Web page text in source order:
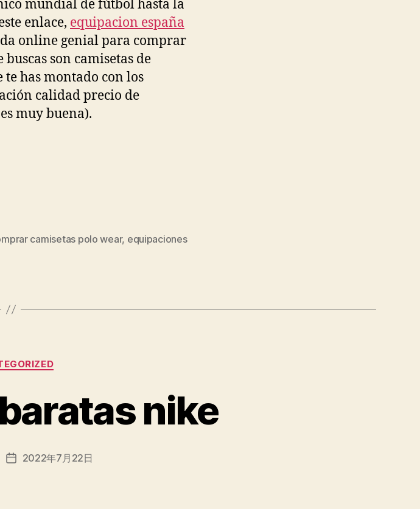
mundial de fútbol hasta la
enlace, equipacion españa
online genial para comprar
son camisetas de
has montado con los
calidad precio de
muy buena).
camisetas polo wear, equipaciones
Categorías
nike
Fecha2022年7月22日